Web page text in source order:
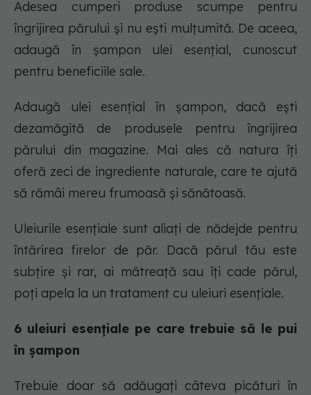
Adesea cumperi produse scumpe pentru
îngrijirea părului și nu ești mulțumită. De aceea,
adaugă în șampon ulei esențial, cunoscut
pentru beneficiile sale.
Adaugă ulei esențial în șampon, dacă ești
dezamăgită de produsele pentru îngrijirea
părului din magazine. Mai ales că natura îți
oferă zeci de ingrediente naturale, care te ajută
să rămâi mereu frumoasă și sănătoasă.
Uleiurile esențiale sunt aliați de nădejde pentru
întărirea firelor de păr. Dacă părul tău este
subțire și rar, ai mătreață sau îți cade părul,
poți apela la un tratament cu uleiuri esențiale.
6 uleiuri esențiale pe care trebuie să le pui
în șampon
Trebuie doar să adăugați câteva picături în